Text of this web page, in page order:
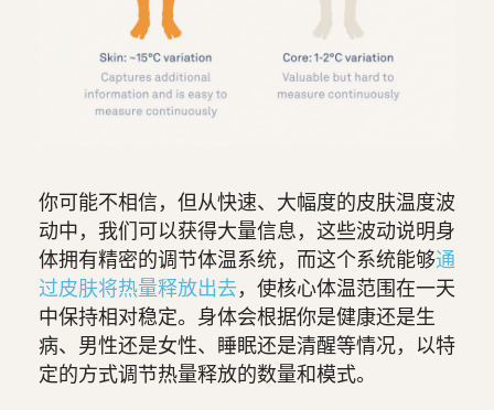
你可能不相信，但从快速、大幅度的皮肤温度波
动中，我们可以获得大量信息，这些波动说明身
体拥有精密的调节体温系统，而这个系统能够通
过皮肤将热量释放出去 ，使核心体温范围在一天
中保持相对稳定。身体会根据你是健康还是生
病、男性还是女性、睡眠还是清醒等情况，以特
定的方式调节热量释放的数量和模式。